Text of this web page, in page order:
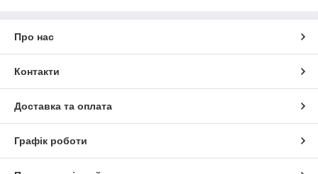
Про нас
Контакти
Доставка та оплата
Графік роботи